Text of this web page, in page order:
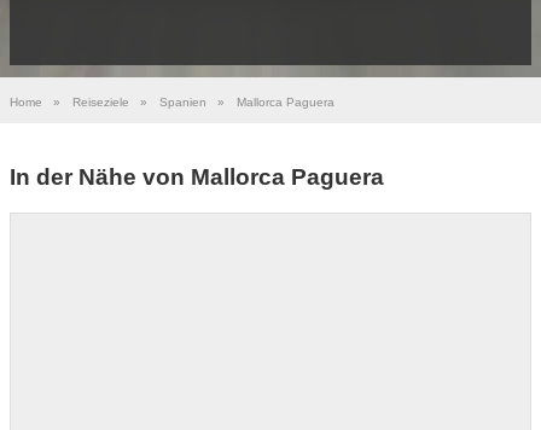
Home » Reiseziele » Spanien » Mallorca Paguera
In der Nähe von Mallorca Paguera